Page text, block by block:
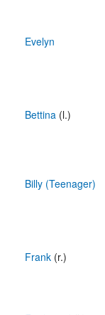
Evelyn
Bettina (l.)
Billy (Teenager)
Frank (r.)